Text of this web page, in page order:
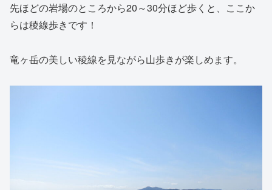
先ほどの岩場のところから20～30分ほど歩くと、ここか
らは稜線歩きです！
竜ヶ岳の美しい稜線を見ながら山歩きが楽しめます。